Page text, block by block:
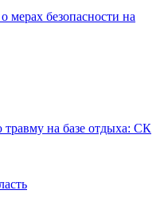
безопасности на
на базе отдыха: СК